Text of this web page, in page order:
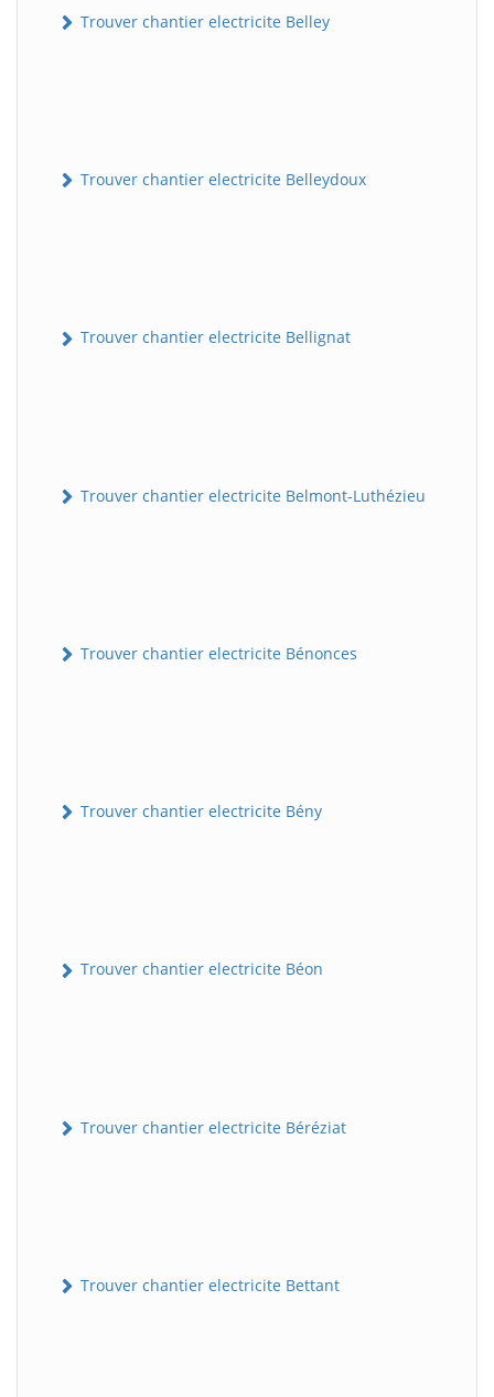
Trouver chantier electricite Belley
Trouver chantier electricite Belleydoux
Trouver chantier electricite Bellignat
Trouver chantier electricite Belmont-Luthézieu
Trouver chantier electricite Bénonces
Trouver chantier electricite Bény
Trouver chantier electricite Béon
Trouver chantier electricite Béréziat
Trouver chantier electricite Bettant